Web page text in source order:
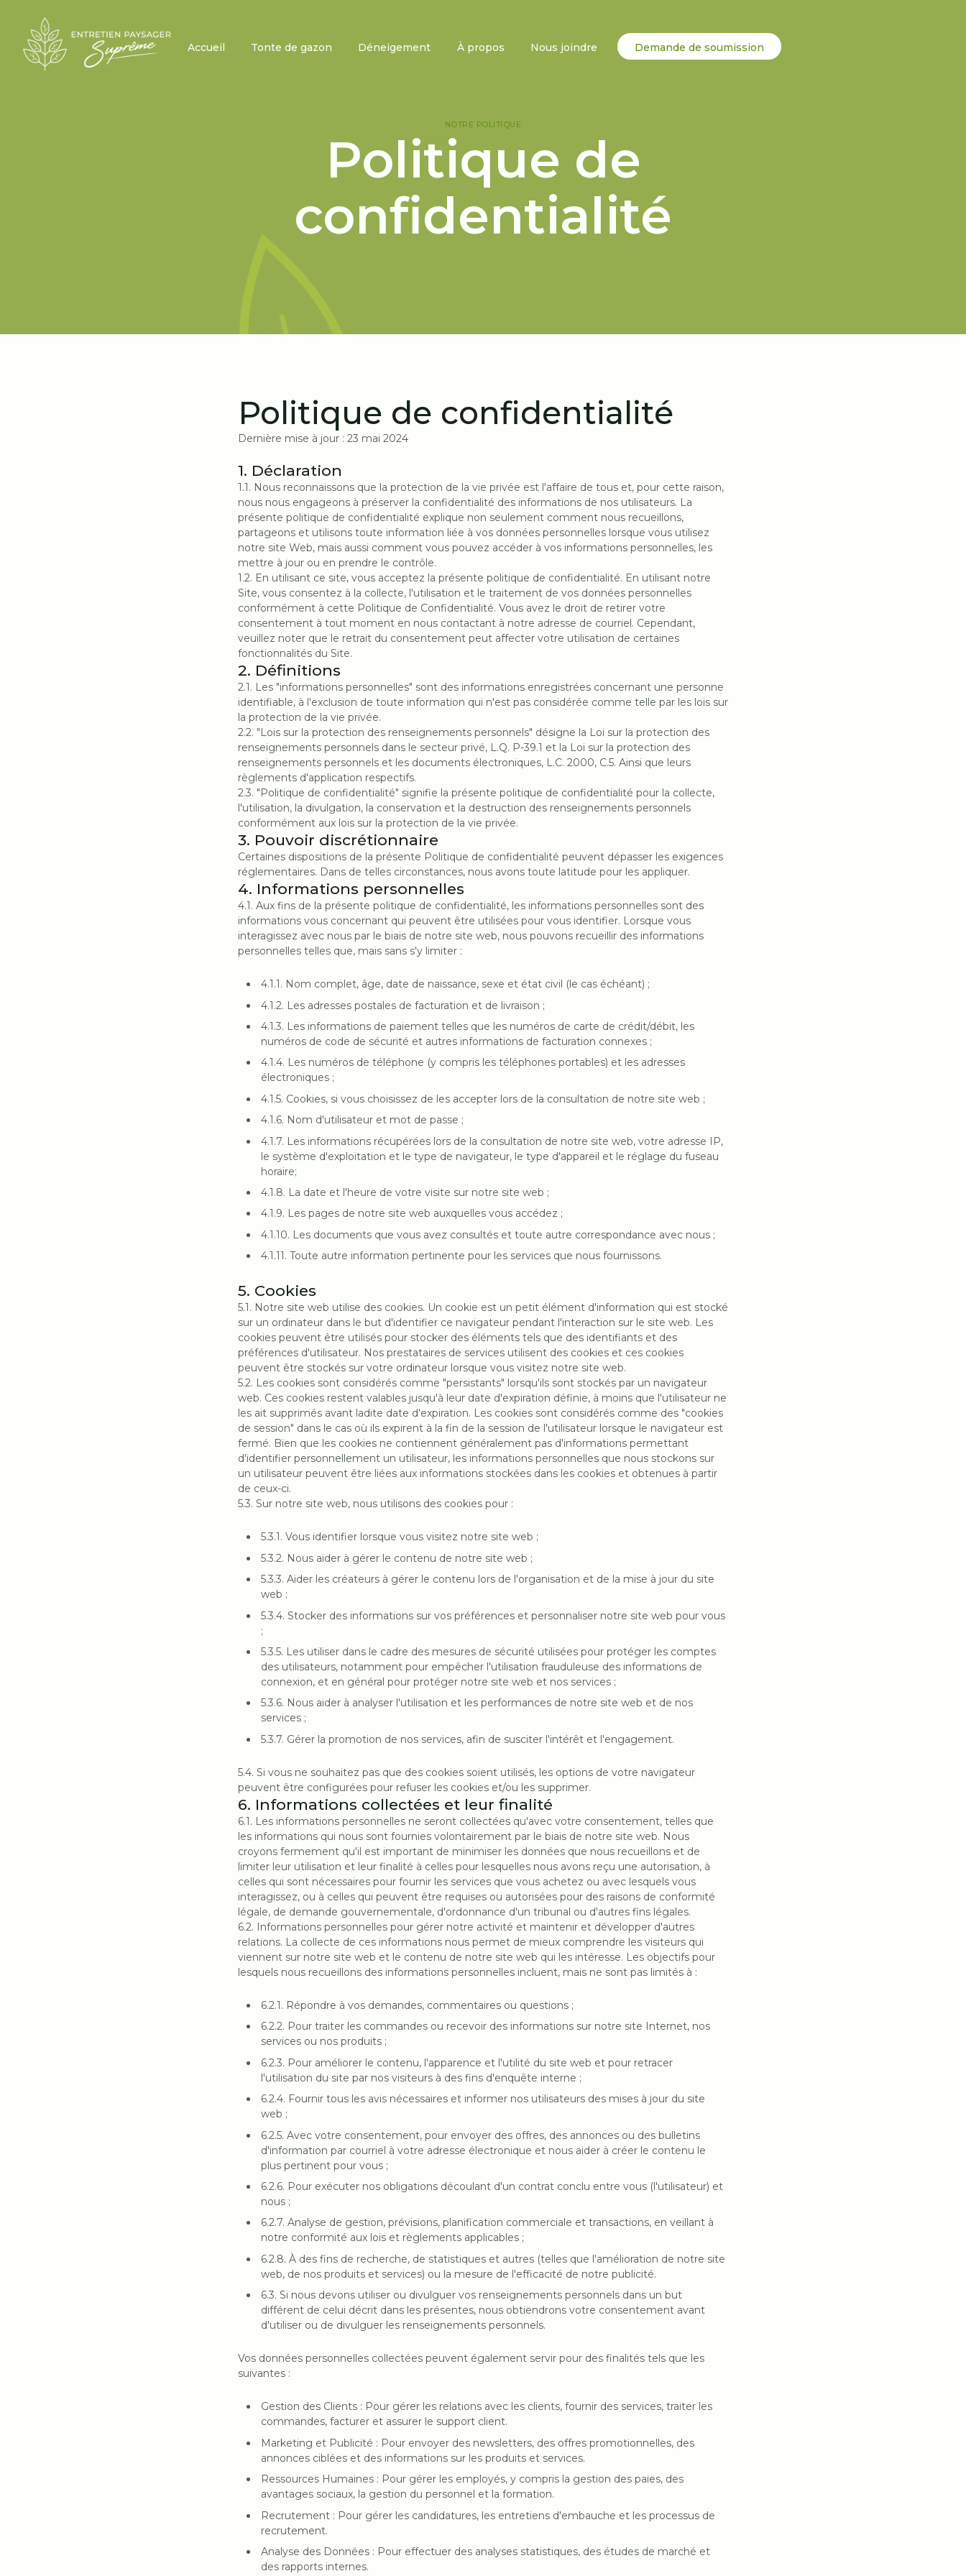
Accueil Tonte de gazon Déneigement À propos Nous joindre Demande de soumission
NOTRE POLITIQUE
Politique de
confidentialité
Politique de confidentialité
Dernière mise à jour : 23 mai 2024
1. Déclaration
1.1. Nous reconnaissons que la protection de la vie privée est l'affaire de tous et, pour cette raison,
nous nous engageons à préserver la confidentialité des informations de nos utilisateurs. La
présente politique de confidentialité explique non seulement comment nous recueillons,
partageons et utilisons toute information liée à vos données personnelles lorsque vous utilisez
notre site Web, mais aussi comment vous pouvez accéder à vos informations personnelles, les
mettre à jour ou en prendre le contrôle.
1.2. En utilisant ce site, vous acceptez la présente politique de confidentialité. ‍En utilisant notre
Site, vous consentez à la collecte, l'utilisation et le traitement de vos données personnelles
conformément à cette Politique de Confidentialité. Vous avez le droit de retirer votre
consentement à tout moment en nous contactant à notre adresse de courriel. Cependant,
veuillez noter que le retrait du consentement peut affecter votre utilisation de certaines
fonctionnalités du Site.
2. Définitions
2.1. Les "informations personnelles" sont des informations enregistrées concernant une personne
identifiable, à l'exclusion de toute information qui n'est pas considérée comme telle par les lois sur
la protection de la vie privée.
2.2. "Lois sur la protection des renseignements personnels" désigne la Loi sur la protection des
renseignements personnels dans le secteur privé, L.Q. P-39.1 et la Loi sur la protection des
renseignements personnels et les documents électroniques, L.C. 2000, C.5. Ainsi que leurs
règlements d'application respectifs.
2.3. "Politique de confidentialité" signifie la présente politique de confidentialité pour la collecte,
l'utilisation, la divulgation, la conservation et la destruction des renseignements personnels
conformément aux lois sur la protection de la vie privée.
3. Pouvoir discrétionnaire
Certaines dispositions de la présente Politique de confidentialité peuvent dépasser les exigences
réglementaires. Dans de telles circonstances, nous avons toute latitude pour les appliquer.
4. Informations personnelles
4.1. Aux fins de la présente politique de confidentialité, les informations personnelles sont des
informations vous concernant qui peuvent être utilisées pour vous identifier. Lorsque vous
interagissez avec nous par le biais de notre site web, nous pouvons recueillir des informations
personnelles telles que, mais sans s'y limiter :
4.1.1. Nom complet, âge, date de naissance, sexe et état civil (le cas échéant) ;
4.1.2. Les adresses postales de facturation et de livraison ;
4.1.3. Les informations de paiement telles que les numéros de carte de crédit/débit, les
numéros de code de sécurité et autres informations de facturation connexes ;
4.1.4. Les numéros de téléphone (y compris les téléphones portables) et les adresses
électroniques ;
4.1.5. Cookies, si vous choisissez de les accepter lors de la consultation de notre site web ;
4.1.6. Nom d'utilisateur et mot de passe ;
4.1.7. Les informations récupérées lors de la consultation de notre site web, votre adresse IP,
le système d'exploitation et le type de navigateur, le type d'appareil et le réglage du fuseau
horaire;
4.1.8. La date et l'heure de votre visite sur notre site web ;
4.1.9. Les pages de notre site web auxquelles vous accédez ;
4.1.10. Les documents que vous avez consultés et toute autre correspondance avec nous ;
4.1.11. Toute autre information pertinente pour les services que nous fournissons.
5. Cookies
5.1. Notre site web utilise des cookies. Un cookie est un petit élément d'information qui est stocké
sur un ordinateur dans le but d'identifier ce navigateur pendant l'interaction sur le site web. Les
cookies peuvent être utilisés pour stocker des éléments tels que des identifiants et des
préférences d'utilisateur. Nos prestataires de services utilisent des cookies et ces cookies
peuvent être stockés sur votre ordinateur lorsque vous visitez notre site web.
5.2. Les cookies sont considérés comme "persistants" lorsqu'ils sont stockés par un navigateur
web. Ces cookies restent valables jusqu'à leur date d'expiration définie, à moins que l'utilisateur ne
les ait supprimés avant ladite date d'expiration. Les cookies sont considérés comme des "cookies
de session" dans le cas où ils expirent à la fin de la session de l'utilisateur lorsque le navigateur est
fermé. Bien que les cookies ne contiennent généralement pas d'informations permettant
d'identifier personnellement un utilisateur, les informations personnelles que nous stockons sur
un utilisateur peuvent être liées aux informations stockées dans les cookies et obtenues à partir
de ceux-ci.
5.3. Sur notre site web, nous utilisons des cookies pour :
5.3.1. Vous identifier lorsque vous visitez notre site web ;
5.3.2. Nous aider à gérer le contenu de notre site web ;
5.3.3. Aider les créateurs à gérer le contenu lors de l'organisation et de la mise à jour du site
web ;
5.3.4. Stocker des informations sur vos préférences et personnaliser notre site web pour vous
;
5.3.5. Les utiliser dans le cadre des mesures de sécurité utilisées pour protéger les comptes
des utilisateurs, notamment pour empêcher l'utilisation frauduleuse des informations de
connexion, et en général pour protéger notre site web et nos services ;
5.3.6. Nous aider à analyser l'utilisation et les performances de notre site web et de nos
services ;
5.3.7. Gérer la promotion de nos services, afin de susciter l'intérêt et l'engagement.
5.4. Si vous ne souhaitez pas que des cookies soient utilisés, les options de votre navigateur
peuvent être configurées pour refuser les cookies et/ou les supprimer.
6. Informations collectées et leur finalité
6.1. Les informations personnelles ne seront collectées qu'avec votre consentement, telles que
les informations qui nous sont fournies volontairement par le biais de notre site web. Nous
croyons fermement qu'il est important de minimiser les données que nous recueillons et de
limiter leur utilisation et leur finalité à celles pour lesquelles nous avons reçu une autorisation, à
celles qui sont nécessaires pour fournir les services que vous achetez ou avec lesquels vous
interagissez, ou à celles qui peuvent être requises ou autorisées pour des raisons de conformité
légale, de demande gouvernementale, d'ordonnance d'un tribunal ou d'autres fins légales.
6.2. Informations personnelles pour gérer notre activité et maintenir et développer d'autres
relations. La collecte de ces informations nous permet de mieux comprendre les visiteurs qui
viennent sur notre site web et le contenu de notre site web qui les intéresse. Les objectifs pour
lesquels nous recueillons des informations personnelles incluent, mais ne sont pas limités à :
6.2.1. Répondre à vos demandes, commentaires ou questions ;
6.2.2. Pour traiter les commandes ou recevoir des informations sur notre site Internet, nos
services ou nos produits ;
6.2.3. Pour améliorer le contenu, l'apparence et l'utilité du site web et pour retracer
l'utilisation du site par nos visiteurs à des fins d'enquête interne ;
6.2.4. Fournir tous les avis nécessaires et informer nos utilisateurs des mises à jour du site
web ;
6.2.5. Avec votre consentement, pour envoyer des offres, des annonces ou des bulletins
d'information par courriel à votre adresse électronique et nous aider à créer le contenu le
plus pertinent pour vous ;
6.2.6. Pour exécuter nos obligations découlant d'un contrat conclu entre vous (l'utilisateur) et
nous ;
6.2.7. Analyse de gestion, prévisions, planification commerciale et transactions, en veillant à
notre conformité aux lois et règlements applicables ;
6.2.8. À des fins de recherche, de statistiques et autres (telles que l'amélioration de notre site
web, de nos produits et services) ou la mesure de l'efficacité de notre publicité.
6.3. Si nous devons utiliser ou divulguer vos renseignements personnels dans un but
différent de celui décrit dans les présentes, nous obtiendrons votre consentement avant
d'utiliser ou de divulguer les renseignements personnels.
Vos données personnelles collectées peuvent également servir pour des finalités tels que les
suivantes :
Gestion des Clients : Pour gérer les relations avec les clients, fournir des services, traiter les
commandes, facturer et assurer le support client.
‍Marketing et Publicité : Pour envoyer des newsletters, des offres promotionnelles, des
annonces ciblées et des informations sur les produits et services.
‍Ressources Humaines : Pour gérer les employés, y compris la gestion des paies, des
avantages sociaux, la gestion du personnel et la formation.
‍Recrutement : Pour gérer les candidatures, les entretiens d'embauche et les processus de
recrutement.
‍Analyse des Données : Pour effectuer des analyses statistiques, des études de marché et
des rapports internes.